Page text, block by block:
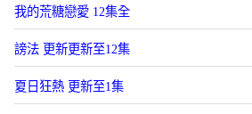
我的荒糖戀愛 12集全
謗法 更新更新至12集
夏日狂熱 更新至1集